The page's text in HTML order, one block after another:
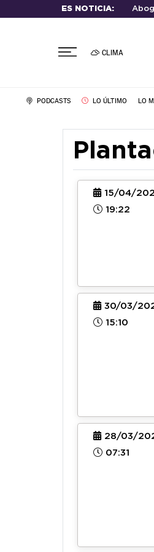
ES NOTICIA:
CLIMA
PODCASTS LO ÚLTIMO LO
15/04/
19:22
30/03/
15:10
28/03/
07:31